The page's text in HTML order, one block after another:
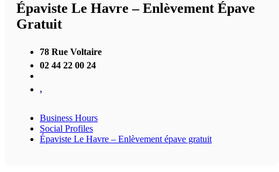
Épaviste Le Havre – Enlèvement Épave
Gratuit
78 Rue Voltaire
02 44 22 00 24
,
Business Hours
Social Profiles
Épaviste Le Havre – Enlèvement épave gratuit